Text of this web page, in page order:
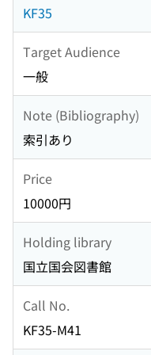
KF35
Target Audience
一般
Note (Bibliography)
索引あり
Price
10000円
Holding library
国立国会図書館
Call No.
KF35-M41